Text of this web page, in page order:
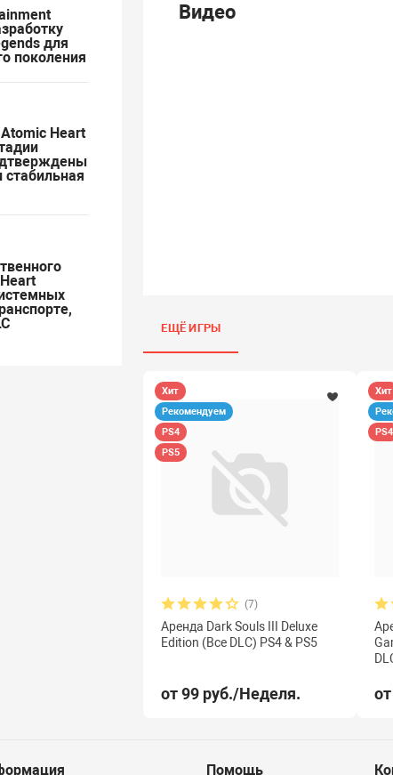
Видео
ЕЩЁ ИГРЫ
Хит
Рекомендуем
PS4
PS5
(7)
Аренда Dark Souls III Deluxe
Edition (Все DLC) PS4 & PS5
от 99 руб./Неделя.
Хит
PS4
для
поколения
Heart
стабильная
Помощь